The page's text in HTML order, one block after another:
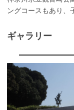
ングコースもあり、
ギャラリー